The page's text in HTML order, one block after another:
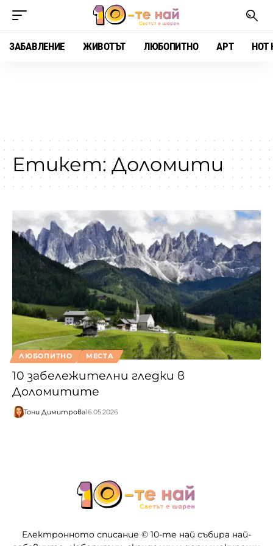
ЗАБАВЛЕНИЕ ЖИВОТЪТ ЛЮБОПИТНО АРТ HOT
Етикет: Доломити
ЛЮБОПИТНО МЕСТА
10 забележителни гледки в
Доломитите
Тони Димитрова16.05.2026
Електронното списание © 10-те най събира най-